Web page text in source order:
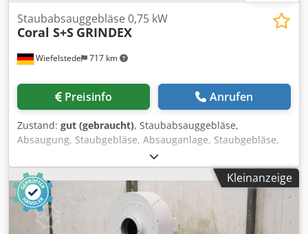
Wiefelstede 717 km
Staubabsauggebläse 0,75 kW
Coral S+S GRINDEX
Preisinfo Anrufen
Zustand: gut (gebraucht), Staubabsauggebläse,
Absaugung, Staubgebläse, Absauganlage, Staubgebläse,
Staub-Absauggerät, Schweissrauchfilter,
Schweissrauchabsaugung, Rauchgassauglüfter Csdpfxorw
A U Ie Ak Dsha -Hersteller: Coral, Trockenschleifstaub-
Absaugfilteranlage Typ GRINDEX -Leistung: 0,75 kW / 2810
U/min -Einzelkomponenten/en: siehe Fotos -Abmessungen:
855/750/H1085 mm -Gewicht: 120 kg
Kleinanzeige